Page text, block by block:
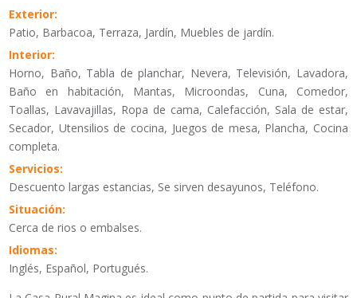
Exterior:
Patio, Barbacoa, Terraza, Jardín, Muebles de jardín.
Interior:
Horno, Baño, Tabla de planchar, Nevera, Televisión, Lavadora,
Baño en habitación, Mantas, Microondas, Cuna, Comedor,
Toallas, Lavavajillas, Ropa de cama, Calefacción, Sala de estar,
Secador, Utensilios de cocina, Juegos de mesa, Plancha, Cocina
completa.
Servicios:
Descuento largas estancias, Se sirven desayunos, Teléfono.
Situación:
Cerca de rios o embalses.
Idiomas:
Inglés, Español, Portugués.